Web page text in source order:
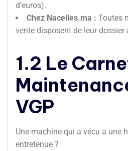
d’euros).
Chez Nacelles.ma : Toutes
vente disposent de leur
1.2 Le
VGP
Une machine qui a vécu a une
entretenue ?